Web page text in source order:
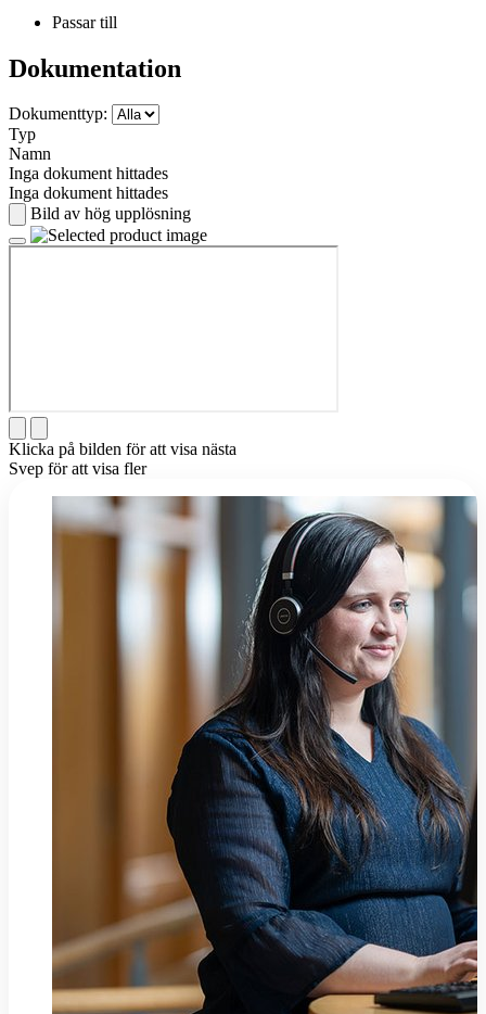
Passar till
Dokumentation
Dokumenttyp:
Typ
Namn
Inga dokument hittades
Inga dokument hittades
Bild av hög upplösning
Klicka på bilden för att visa nästa
Svep för att visa fler